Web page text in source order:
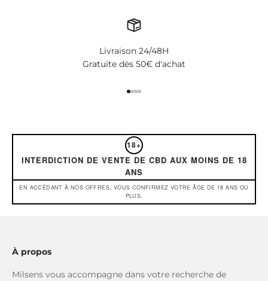
Livraison 24/48H
Gratuite dès 50€ d'achat
18+
INTERDICTION DE VENTE DE CBD AUX MOINS DE 18
ANS
EN ACCÉDANT À NOS OFFRES, VOUS CONFIRMEZ VOTRE ÂGE DE 18 ANS OU
PLUS.
À propos
Milsens vous accompagne dans votre recherche de